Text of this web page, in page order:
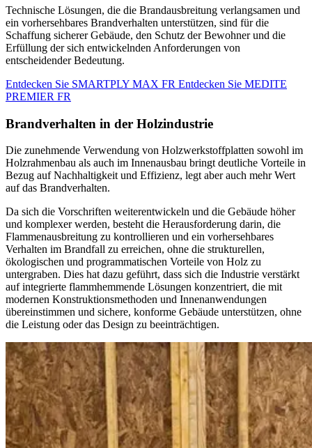
Technische Lösungen, die die Brandausbreitung verlangsamen und
ein vorhersehbares Brandverhalten unterstützen, sind für die
Schaffung sicherer Gebäude, den Schutz der Bewohner und die
Erfüllung der sich entwickelnden Anforderungen von
entscheidender Bedeutung.
Entdecken Sie SMARTPLY MAX FR Entdecken Sie MEDITE
PREMIER FR
Brandverhalten in der Holzindustrie
Die zunehmende Verwendung von Holzwerkstoffplatten sowohl im
Holzrahmenbau als auch im Innenausbau bringt deutliche Vorteile in
Bezug auf Nachhaltigkeit und Effizienz, legt aber auch mehr Wert
auf das Brandverhalten.
Da sich die Vorschriften weiterentwickeln und die Gebäude höher
und komplexer werden, besteht die Herausforderung darin, die
Flammenausbreitung zu kontrollieren und ein vorhersehbares
Verhalten im Brandfall zu erreichen, ohne die strukturellen,
ökologischen und programmatischen Vorteile von Holz zu
untergraben. Dies hat dazu geführt, dass sich die Industrie verstärkt
auf integrierte flammhemmende Lösungen konzentriert, die mit
modernen Konstruktionsmethoden und Innenanwendungen
übereinstimmen und sichere, konforme Gebäude unterstützen, ohne
die Leistung oder das Design zu beeinträchtigen.